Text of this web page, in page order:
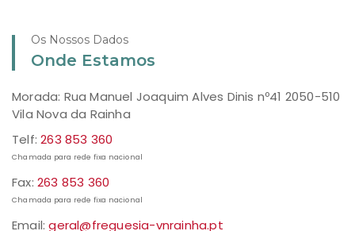
Os Nossos Dados
Onde Estamos
Morada: Rua Manuel Joaquim Alves Dinis nº41 2050-510
Vila Nova da Rainha
Telf:263 853 360
Chamada para rede fixa nacional
Fax: 263 853 360
Chamada para rede fixa nacional
Email:geral@freguesia-vnrainha.pt